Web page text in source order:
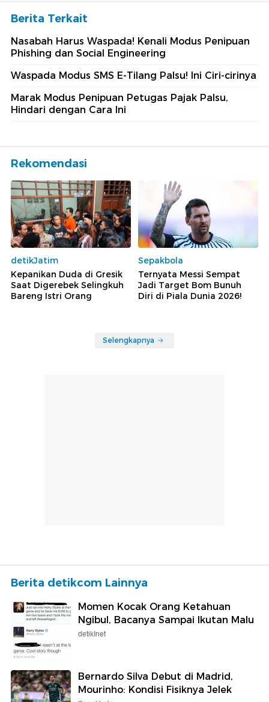
Berita Terkait
Nasabah Harus Waspada! Kenali Modus Penipuan
Phishing dan Social Engineering
Waspada Modus SMS E-Tilang Palsu! Ini Ciri-cirinya
Marak Modus Penipuan Petugas Pajak Palsu,
Hindari dengan Cara Ini
Rekomendasi
detikJatim
Kepanikan Duda di Gresik
Saat Digerebek Selingkuh
Bareng Istri Orang
Sepakbola
Ternyata Messi Sempat
Jadi Target Bom Bunuh
Diri di Piala Dunia 2026!
Selengkapnya
Berita detikcom Lainnya
Momen Kocak Orang Ketahuan
Ngibul, Bacanya Sampai Ikutan Malu
detikInet
Bernardo Silva Debut di Madrid,
Mourinho: Kondisi Fisiknya Jelek